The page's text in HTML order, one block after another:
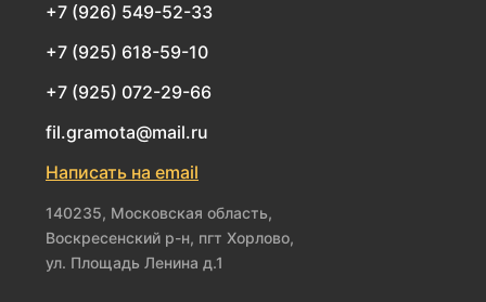
+7 (926) 549-52-33
+7 (925) 618-59-10
+7 (925) 072-29-66
fil.gramota@mail.ru
Написать на email
140235, Московская область,
Воскресенский р-н, пгт Хорлово,
ул. Площадь Ленина д.1